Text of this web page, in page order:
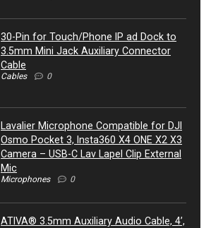
30-Pin for Touch/Phone IP ad Dock to
3.5mm Mini Jack Auxiliary Connector
Cable
Cables 0
Lavalier Microphone Compatible for DJI
Osmo Pocket 3, Insta360 X4 ONE X2 X3
Camera – USB-C Lav Lapel Clip External
Mic
Microphones 0
ATIVA® 3.5mm Auxiliary Audio Cable, 4’,